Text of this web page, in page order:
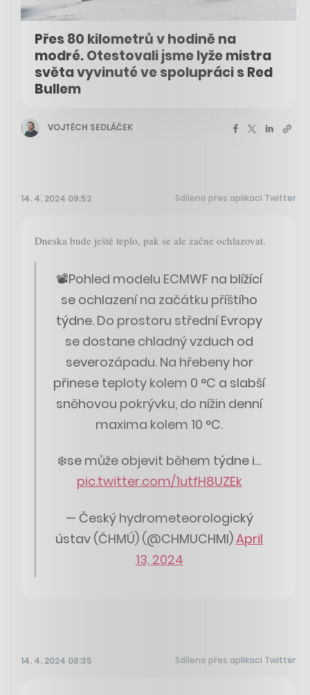
Přes 80 kilometrů v hodině na
modré. Otestovali jsme lyže mistra
světa vyvinuté ve spolupráci s Red
Bullem
VOJTĚCH SEDLÁČEK
14. 4. 2024 09:52 Sdíleno přes aplikaci Twitter
Dneska bude ještě teplo, pak se ale začne ochlazovat.
📽️Pohled modelu ECMWF na blížící
se ochlazení na začátku příštího
týdne. Do prostoru střední Evropy
se dostane chladný vzduch od
severozápadu. Na hřebeny hor
přinese teploty kolem 0 °C a slabší
sněhovou pokrývku, do nížin denní
maxima kolem 10 °C.
❄️se může objevit během týdne i…
pic.twitter.com/1utfH8UZEk
— Český hydrometeorologický
ústav (ČHMÚ) (@CHMUCHMI)April
13, 2024
14. 4. 2024 08:35 Sdíleno přes aplikaci Twitter